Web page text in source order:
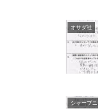
オサダ社